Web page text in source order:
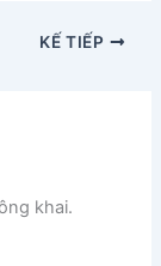
KẾ TIẾP
khai.